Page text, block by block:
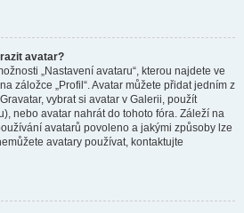
avatar?
„Nastavení avataru“, kterou najdete ve
záložce „Profil“. Avatar můžete přidat jedním z
vybrat si avatar v Galerii, použít
nebo avatar nahrát do tohoto fóra. Záleží na
avatarů povoleno a jakými způsoby lze
avatary používat, kontaktujte